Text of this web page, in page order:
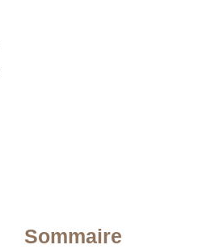
Sommaire